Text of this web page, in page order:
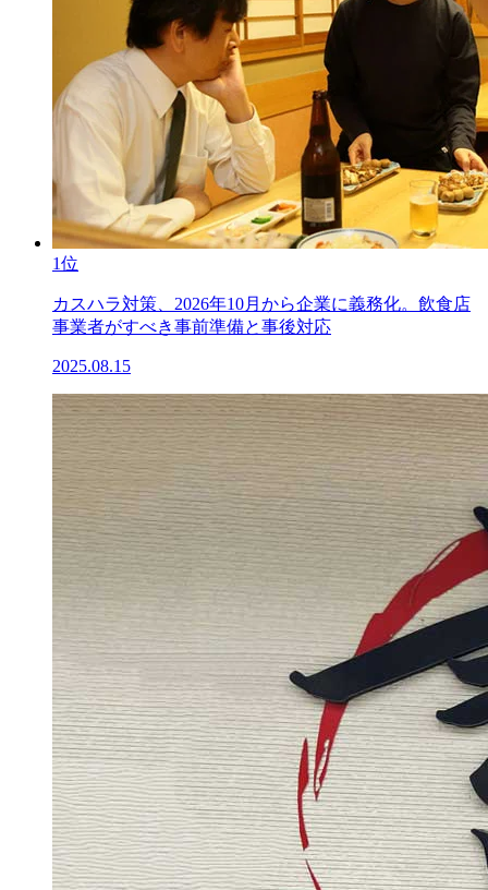
1位
カスハラ対策、2026年10月から企業に義務化。飲食店
事業者がすべき事前準備と事後対応
2025.08.15